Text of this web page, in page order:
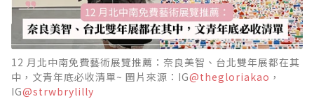
12 月北中南免費藝術展覽推薦：奈良美智、台北雙年展都在其
中，文青年底必收清單~ 圖片來源：IG@thegloriakao ，
IG@strwbrylilly